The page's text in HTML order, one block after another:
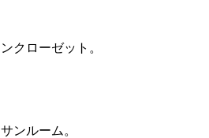
クローゼット。
ンルーム。